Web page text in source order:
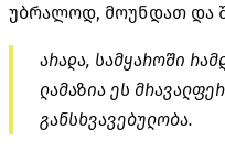
უბრალოდ, მოუნდათ და
არადა, სამყაროში
ლამაზია ეს
განსხვავებულობა.